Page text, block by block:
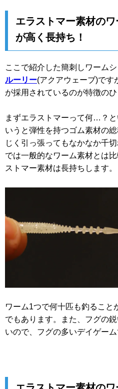
エラストマー素材の
が高く長持ち！
ここで紹介した簡刺しワーム
ルーリー(アクアウェーブ)です
が採用されているのが特徴のひ
まずエラストマーって何…？
いうと弾性を持つゴム素材の
じく引っ張ってもなかなか千
では一般的なワーム素材とは
ストマー素材は長持ちします。
ワーム1つで何十匹も釣ること
でもあります。また、フグの
いので、フグの多いデイゲーム